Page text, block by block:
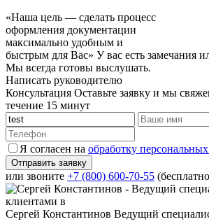
«Наша цель — сделать процесс
оформления документации
максимально удобным и
быстрым для Вас» У вас есть замечания
Мы всегда готовы выслушать.
Написать руководителю
Консультация Оставьте заявку и мы
течение 15 минут
Я согласен на обработку
или звоните +7 (800) 600-70-55
Сергей Константинов Ведущий